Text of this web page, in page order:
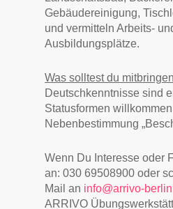
Gebäudereinigung,
und vermitteln Arbeits-
Ausbildungsplätze.
Was solltest du
Deutschkenntnisse sind
Statusformen
Nebenbestimmung
Wenn Du Interesse oder
an: 030 69508900 oder
Mail an info@arrivo-
ARRIVO